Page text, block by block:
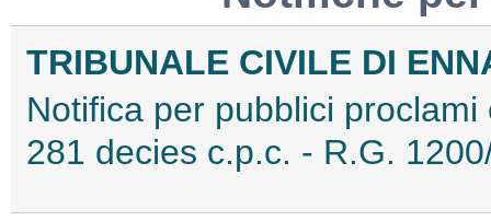
TRIBUNALE CIVILE DI
Notifica per pubblici
281 decies c.p.c. - R.G.